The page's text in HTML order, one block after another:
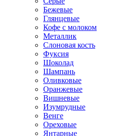
Бежевые
Глянцевые
Кофе с молоком
Металлик
Слоновая кость
Фуксия
Шоколад
Шампань
Оливковые
Оранжевые
Вишневые
Изумрудные
Венге
Ореховые
Янтарные